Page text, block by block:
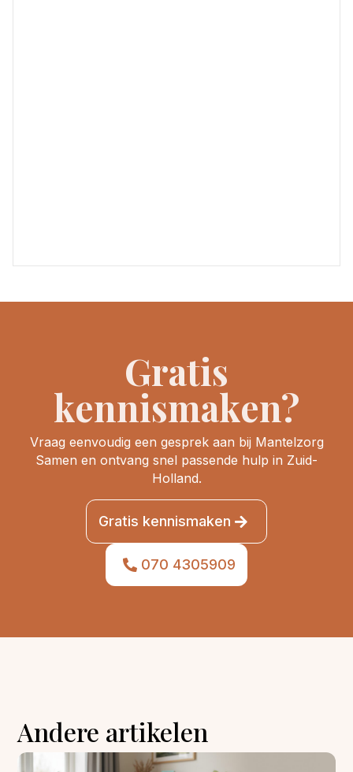
Gratis
kennismaken?
Vraag eenvoudig een gesprek aan bij Mantelzorg
Samen en ontvang snel passende hulp in Zuid-
Holland.
Gratis kennismaken
070 4305909
Andere artikelen